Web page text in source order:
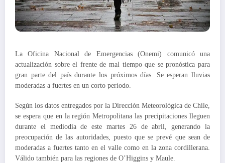
La Oficina Nacional de Emergencias (Onemi) comunicó una
actualización sobre el frente de mal tiempo que se pronóstica para
gran parte del país durante los próximos días. Se esperan lluvias
moderadas a fuertes en un corto período.
Según los datos entregados por la Dirección Meteorológica de Chile,
se espera que en la región Metropolitana las precipitaciones lleguen
durante el mediodía de este martes 26 de abril, generando la
preocupación de las autoridades, puesto que se prevé que sean de
moderadas a fuertes tanto en el valle como en la zona cordillerana.
Válido también para las regiones de O’Higgins y Maule.